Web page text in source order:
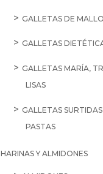
GALLETAS DE
GALLETAS
GALLETAS MARÍA,
LISAS
GALLETAS
PASTAS
HARINAS Y ALMIDONES